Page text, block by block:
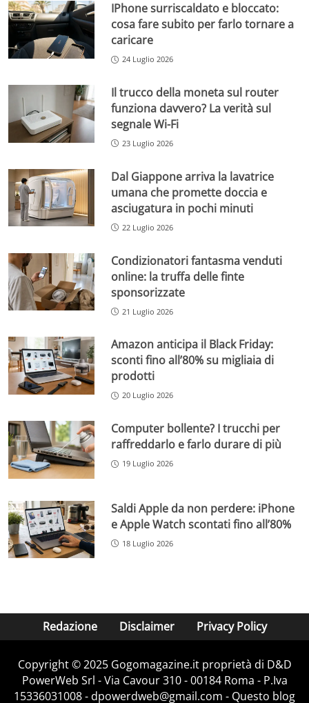
IPhone surriscaldato e bloccato:
cosa fare subito per farlo tornare a
caricare
24 Luglio 2026
Il trucco della moneta sul router
funziona davvero? La verità sul
segnale Wi-Fi
23 Luglio 2026
Dal Giappone arriva la lavatrice
umana che promette doccia e
asciugatura in pochi minuti
22 Luglio 2026
Condizionatori fantasma venduti
online: la truffa delle finte
sponsorizzate
21 Luglio 2026
Amazon anticipa il Black Friday:
sconti fino all’80% su migliaia di
prodotti
20 Luglio 2026
Computer bollente? I trucchi per
raffreddarlo e farlo durare di più
19 Luglio 2026
Saldi Apple da non perdere: iPhone
e Apple Watch scontati fino all’80%
18 Luglio 2026
Redazione Disclaimer Privacy Policy
Copyright © 2025 Gogomagazine.it proprietà di D&D
PowerWeb Srl - Via Cavour 310 - 00184 Roma - P.Iva
15336031008 - dpowerdweb@gmail.com - Questo blog